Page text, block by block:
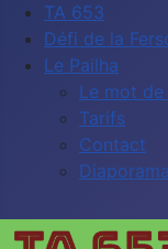
TA 653
Défi de la
Le Pailha
Le mot de
Tarifs
Contact
Diaporama